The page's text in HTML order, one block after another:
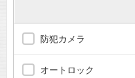
防犯カメラ
オートロック